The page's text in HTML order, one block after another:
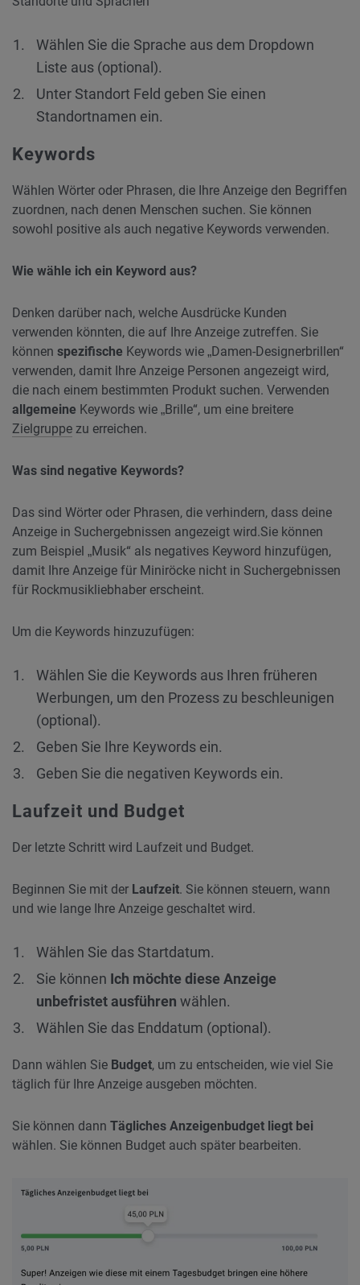
Wählen Sie die Sprache aus dem Dropdown
Liste aus (optional).
Unter Standort Feld geben Sie einen
Standortnamen ein.
Keywords
Wählen Wörter oder Phrasen, die Ihre Anzeige den Begriffen
zuordnen, nach denen Menschen suchen. Sie können
sowohl positive als auch negative Keywords verwenden.
Wie wähle ich ein Keyword aus?
Denken darüber nach, welche Ausdrücke Kunden
verwenden könnten, die auf Ihre Anzeige zutreffen. Sie
können spezifische Keywords wie „Damen-Designerbrillen“
verwenden, damit Ihre Anzeige Personen angezeigt wird,
die nach einem bestimmten Produkt suchen. Verwenden
allgemeine Keywords wie „Brille“, um eine breitere
Zielgruppe zu erreichen.
Was sind negative Keywords?
Das sind Wörter oder Phrasen, die verhindern, dass deine
Anzeige in Suchergebnissen angezeigt wird.Sie können
zum Beispiel „Musik“ als negatives Keyword hinzufügen,
damit Ihre Anzeige für Miniröcke nicht in Suchergebnissen
für Rockmusikliebhaber erscheint.
Um die Keywords hinzuzufügen:
Wählen Sie die Keywords aus Ihren früheren
Werbungen, um den Prozess zu beschleunigen
(optional).
Geben Sie Ihre Keywords ein.
Geben Sie die negativen Keywords ein.
Laufzeit und Budget
Der letzte Schritt wird Laufzeit und Budget.
Beginnen Sie mit der Laufzeit. Sie können steuern, wann
und wie lange Ihre Anzeige geschaltet wird.
Wählen Sie das Startdatum.
Sie können Ich möchte diese Anzeige
unbefristet ausführen wählen.
Wählen Sie das Enddatum (optional).
Dann wählen Sie Budget, um zu entscheiden, wie viel Sie
täglich für Ihre Anzeige ausgeben möchten.
Sie können dann Tägliches Anzeigenbudget liegt bei
wählen. Sie können Budget auch später bearbeiten.